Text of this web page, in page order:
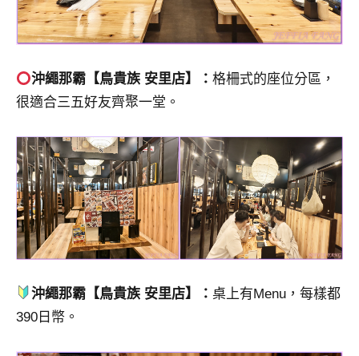
沖繩那霸【鳥貴族 安里店】：格柵式的座位分區，
很適合三五好友齊聚一堂。
沖繩那霸【鳥貴族 安里店】： 桌上有Menu，每樣都
390日幣。